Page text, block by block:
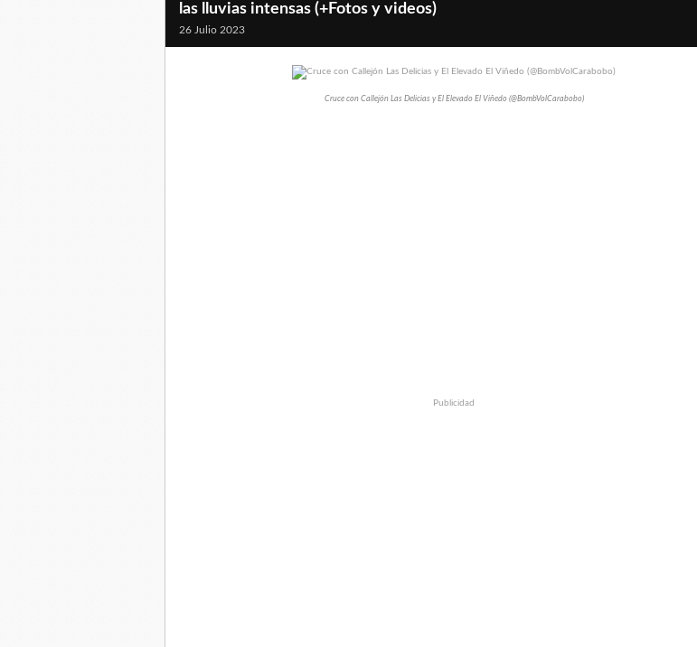
las lluvias intensas (+Fotos y videos)
26 Julio 2023
Cruce con Callejón Las Delicias y El Elevado El Viñedo (@BombVolCarabobo)
Publicidad